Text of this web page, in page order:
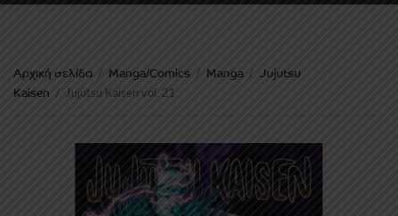
Αρχική σελίδα / Manga/Comics / Manga / Jujutsu
Kaisen / Jujutsu Kaisen vol. 21